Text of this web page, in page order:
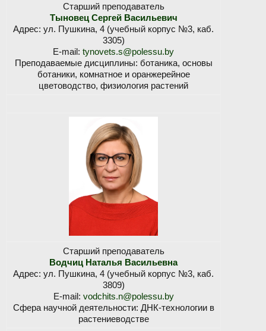
Старший преподаватель
Тыновец Сергей Васильевич
Адрес: ул. Пушкина, 4 (учебный корпус №3, каб.
3305)
E-mail: tynovets.s@polessu.by
Преподаваемые дисциплины: ботаника, основы
ботаники, комнатное и оранжерейное
цветоводство, физиология растений
Старший преподаватель
Водчиц Наталья Васильевна
Адрес: ул. Пушкина, 4 (учебный корпус №3, каб.
3809)
E-mail: vodchits.n@polessu.by
Сфера научной деятельности: ДНК-технологии в
растениеводстве